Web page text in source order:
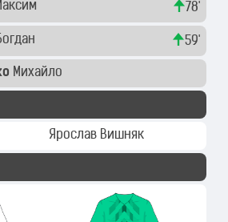
78'
59'
Михайло
Ярослав Вишняк